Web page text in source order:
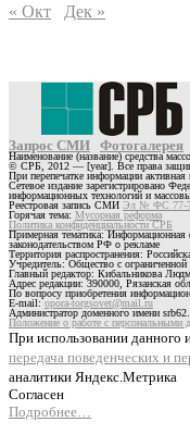
« Окт
Дек »
Запрос СМИ Фотогалерея
Наименование (название) средства
© СРБ, 2012 — [year]. Все права
При перепечатке информации активная
Сетевое издание зарегистрировано
информационных технологий и
Реестровая запись СМИ Эл № ФС 77-
Горячая тема: Мусорная реформа
Политика конфиденциальности СРБ
Примерная тематика: Информационная
законодательством РФ о рекламе
Территория распространения:
Учредитель: Общество с
Главный редактор: Кибальникова
Адрес редакции: 390000, Рязанская
По вопросу приобретения
E-mail:opora-torgsovet@mail.ru
Администратор доменного имени
Положение о работе с
При использовании данного
передача поведенческих и
аналитики Яндекс.Метрика
Согласен
Подробнее…